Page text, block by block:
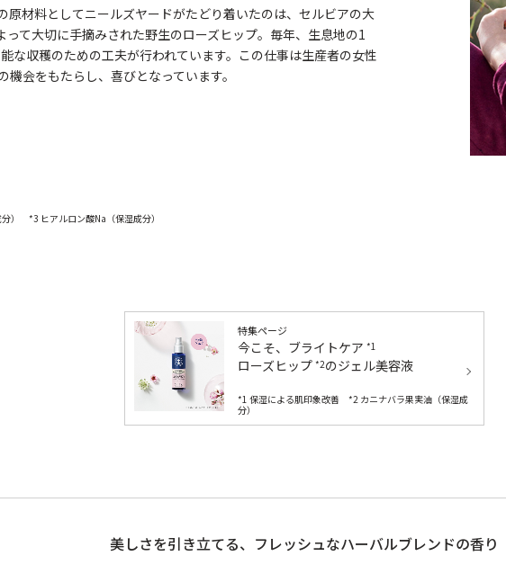
原材料としてニールズヤードがたどり着いたのは、セルビアの大
って大切に手摘みされた野生のローズヒップ。毎年、生息地の1
な収穫のための工夫が行われています。この仕事は生産者の女性
会をもたらし、喜びとなっています。
） *3 ヒアルロン酸Na（保湿成分）
特集ページ
今こそ、ブライトケア *1
ローズヒップ *2のジェル美容液
*1 保湿による肌印象改善 *2 カニナバラ果実油（保湿成
分）
美しさを引き立てる、 フレッシュなハーバルブレンドの香り